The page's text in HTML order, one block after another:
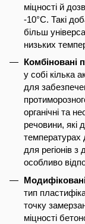
міцності й
-10°C. Такі
більш
низьких
Комбіновані
у собі кілька
для
органічні та
речовини, які
температурах
для регіонів
особливо
тип
точку
міцності